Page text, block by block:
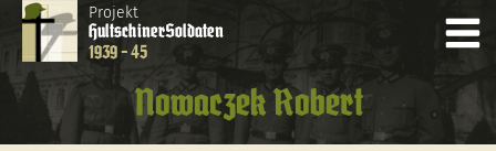
Projekt
HultschinerSoldaten
1939 - 45
Nowaczek Robert